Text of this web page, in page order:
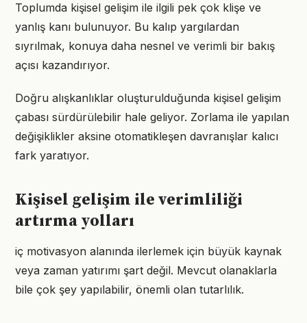
Toplumda kişisel gelişim ile ilgili pek çok klişe ve
yanlış kanı bulunuyor. Bu kalıp yargılardan
sıyrılmak, konuya daha nesnel ve verimli bir bakış
açısı kazandırıyor.
Doğru alışkanlıklar oluşturulduğunda kişisel gelişim
çabası sürdürülebilir hale geliyor. Zorlama ile yapılan
değişiklikler aksine otomatikleşen davranışlar kalıcı
fark yaratıyor.
Kişisel gelişim ile verimliliği
artırma yolları
iç motivasyon alanında ilerlemek için büyük kaynak
veya zaman yatırımı şart değil. Mevcut olanaklarla
bile çok şey yapılabilir, önemli olan tutarlılık.